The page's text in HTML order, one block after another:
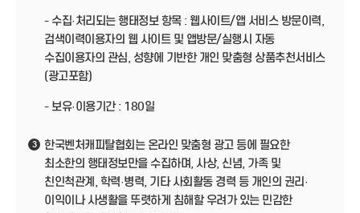
- 수집·처리되는 행태정보 항목 : 웹사이트/앱 서비스 방문이력,
검색이력이용자의 웹 사이트 및 앱방문/실행시 자동
수집이용자의 관심, 성향에 기반한 개인 맞춤형 상품추천서비스
(광고포함)
- 보유·이용기간 : 180일
3
한국벤처캐피탈협회는 온라인 맞춤형 광고 등에 필요한
최소한의 행태정보만을 수집하며, 사상, 신념, 가족 및
친인척관계, 학력·병력, 기타 사회활동 경력 등 개인의 권리·
이익이나 사생활을 뚜렷하게 침해할 우려가 있는 민감한